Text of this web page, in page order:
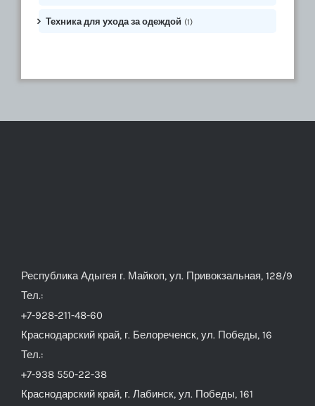
Техника для ухода за одеждой (1)
Республика Адыгея г. Майкоп, ул. Привокзальная, 128/9
Тел.:
+7-928-211-48-60
Краснодарский край, г. Белореченск, ул. Победы, 16
Тел.:
+7-938 550-22-38
Краснодарский край, г. Лабинск, ул. Победы, 161